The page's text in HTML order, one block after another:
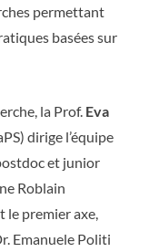
permettant
basées sur
la Prof. Eva
dirige l’équipe
et junior
Roblain
le premier axe,
Emanuele Politi